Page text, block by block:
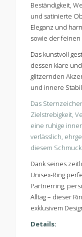
Beständigkeit,
und satinierte
Eleganz und
sowie der
Das kunstvoll
dessen klare
glitzernden
und innere
Das
Zielstrebigkeit,
eine ruhige
verlässlich,
diesem
Dank seines
Unisex-Ring
Partnerring,
Alltag – dieser
exklusivem
Details: